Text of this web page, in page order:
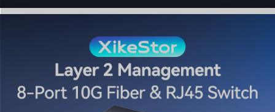
intelligente temperatuurgestuurde ventilator. Het slimme
om geluid te minimaliseren en tegelijkertijd een efficiënte
warmteafvoer te garanderen, waardoor de levensduur
van het apparaat wordt verlengd, zelfs onder continue
24/7 zware werklasten.